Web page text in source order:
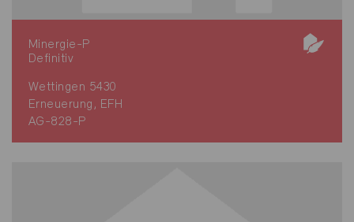
Minergie-P
Definitiv
Wettingen 5430
Erneuerung, EFH
AG-828-P